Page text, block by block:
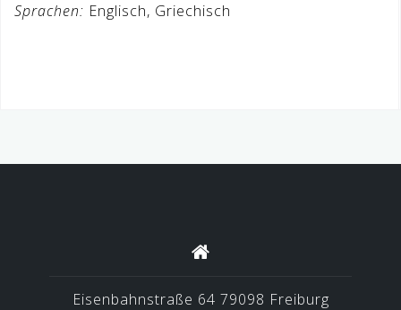
Sprachen: Englisch, Griechisch
Eisenbahnstraße 64 79098 Freiburg